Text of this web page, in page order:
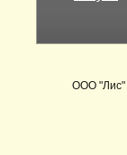
ООО "Лис"